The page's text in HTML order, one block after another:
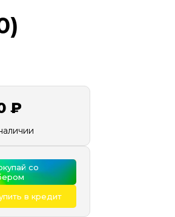
₽
со
в кредит